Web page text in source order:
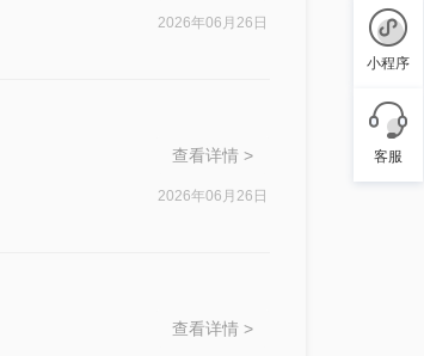
2026年06月26日
查看详情 >
2026年06月26日
查看详情 >
小程序
客服